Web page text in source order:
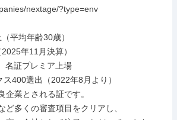
nextage/?type=env
平均年齢30歳）
年11月決算）
名証プレミア上場
400選出（2022年8月より）
企業とされる証です。
ど多くの審査項目をクリアし、